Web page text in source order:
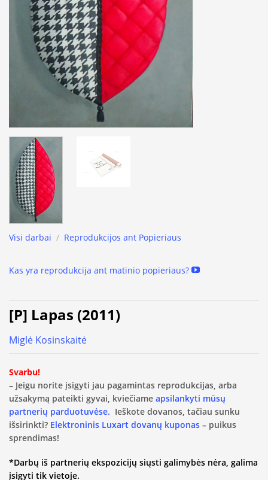
Visi darbai / Reprodukcijos ant Popieriaus
Kas yra reprodukcija ant matinio popieriaus?
[P] Lapas (2011)
Miglė Kosinskaitė
Svarbu!
– Jeigu norite įsigyti jau pagamintas reprodukcijas, arba
užsakymą pateikti gyvai, kviečiame apsilankyti mūsų
partnerių parduotuvėse. Ieškote dovanos, tačiau sunku
išsirinkti? Elektroninis Luxart dovanų kuponas – puikus
sprendimas!
*Darbų iš partnerių ekspozicijų siųsti galimybės nėra, galima
įsigyti tik vietoje.